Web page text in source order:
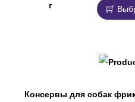
г
Консервы для собак